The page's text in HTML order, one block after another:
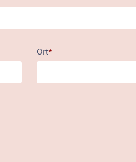
Ort*